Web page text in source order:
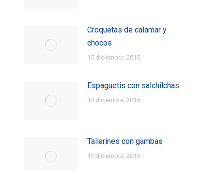
Croquetas de calamar y
chocos
15 diciembre, 2015
Espaguetis con salchilchas
14 diciembre, 2015
Tallarines con gambas
13 diciembre, 2015